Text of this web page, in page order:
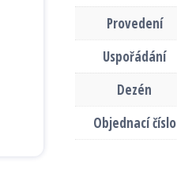
Provedení
Uspořádání
Dezén
Objednací číslo